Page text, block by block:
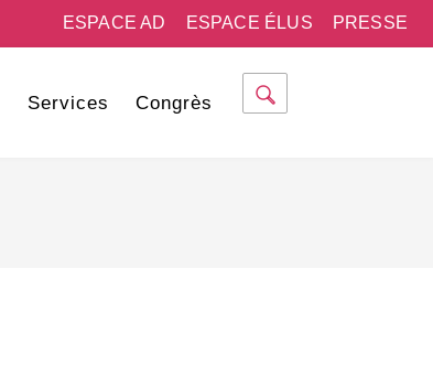
PRESSE
ESPACE ÉLUS
ESPACE AD
Services Congrès